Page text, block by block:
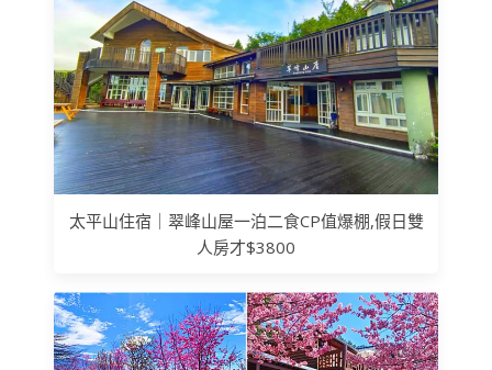
太平山住宿｜翠峰山屋一泊二食CP值爆棚,假日雙
人房才$3800